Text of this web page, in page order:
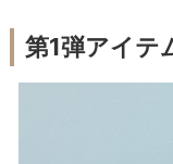
第1弾アイテ